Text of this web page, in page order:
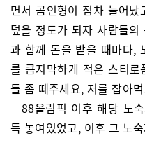
면서 곰인형이 점차 늘어
덮을 정도가 되자 사람들
과 함께 돈을 받을 때마다,
를 큼지막하게 적은 스티로
들 좀 떼주세요, 저를 잡아
88올림픽 이후 해당 노
득 놓여있었고, 이후 그 노